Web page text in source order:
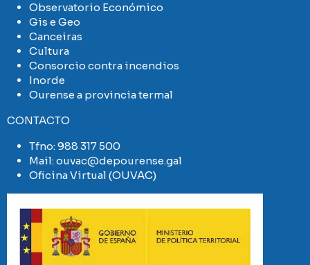
Observatorio Económico
Gis e Geo
Canceiras
Cultura
Consorcio contra incendios
Inorde
Ourense a provincia termal
CONTACTO
Tfno:988 317 500
Mail:ouvac@depourense.gal
Oficina Virtual (OUVAC)